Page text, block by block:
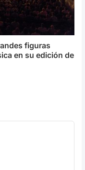
figuras
en su edición de